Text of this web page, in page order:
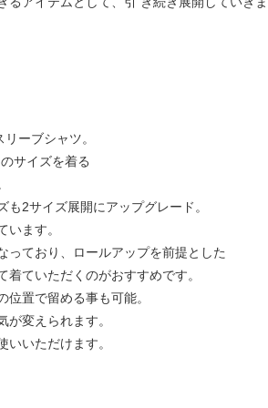
ーブシャツ。
サイズを着る
2サイズ展開にアップグレード。
ます。
っており、ロールアップを前提とした
ていただくのがおすすめです。
置で留める事も可能。
変えられます。
いただけます。